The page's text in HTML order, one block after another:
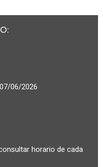
:
06/2026
horario de cada